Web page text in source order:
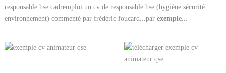
responsable hse cadremploi un cv de responsable hse (hygiène sécurité
environnement) commenté par frédéric foucard...par exemple...